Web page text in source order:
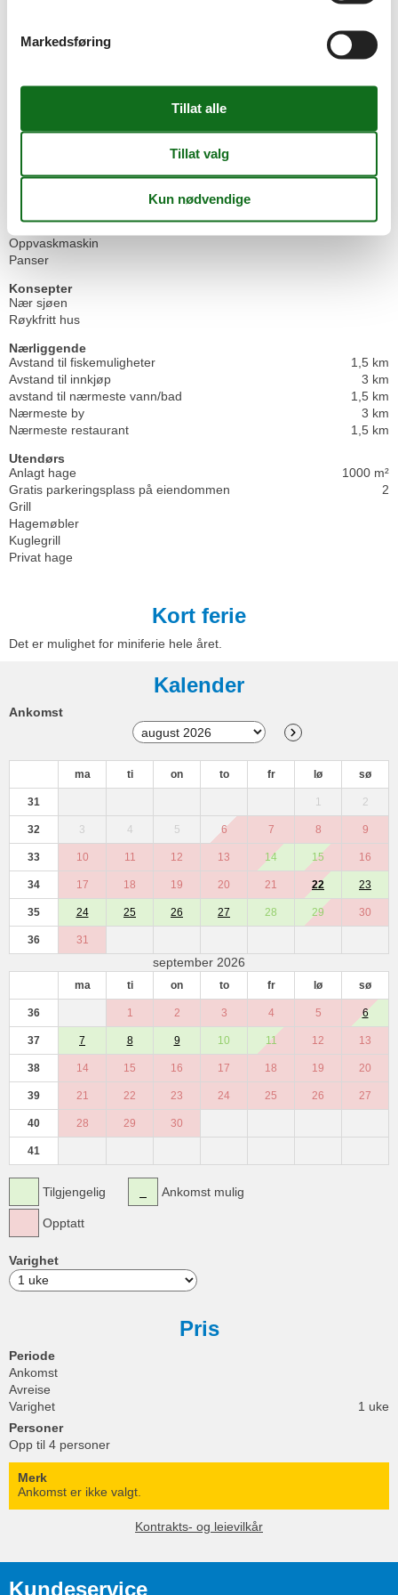
Vaskemaskin
Internett (trådløst)
Gulvvarme på bad
Kjøkken
Kjøleskap
Oppvaskmaskin
Panser
Konsepter
Nær sjøen
Røykfritt hus
Nærliggende
Avstand til fiskemuligheter
1,5 km
Avstand til innkjøp
3 km
avstand til nærmeste vann/bad
1,5 km
Nærmeste by
3 km
Nærmeste restaurant
1,5 km
Utendørs
Anlagt hage
1000 m²
Gratis parkeringsplass på eiendommen
2
Grill
Hagemøbler
Kuglegrill
Privat hage
Kort ferie
Det er mulighet for miniferie hele året.
Kalender
Ankomst
ma ti on to fr lø sø
31 1 2
32 3 4 5 6 7 8 9
33 10 11 12 13 14 15 16
34 17 18 19 20 21 22 23
35 24 25 26 27 28 29 30
36 31
september 2026
ma ti on to fr lø sø
36 1 2 3 4 5 6
37 7 8 9 10 11 12 13
38 14 15 16 17 18 19 20
39 21 22 23 24 25 26 27
40 28 29 30
41
Tilgjengelig
Opptatt
Ankomst mulig
Varighet
Pris
Periode
Ankomst
Avreise
Varighet
1 uke
Personer
Opp til 4 personer
Merk
Ankomst er ikke valgt.
Kontrakts- og leievilkår
Kundeservice
Markedsføring